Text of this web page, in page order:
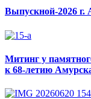
Выпускной-2026 г.
Митинг у
к 68-летию